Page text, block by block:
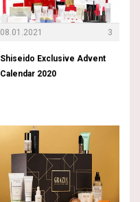
08.01.2021 3
Shiseido Exclusive Advent
Calendar 2020